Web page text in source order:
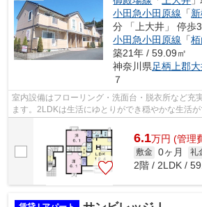
小田急小田原線 「
分 「上大井」 停歩
小田急小田原線 「
築21年 / 59.09㎡
神奈川県足柄上郡
７
室内設備はフローリング・洗面台・脱衣所など充
ます。2LDKは生活にゆとりができ穏やかな生活
6.1万円 (管理
敷金 0ヶ月 礼
2階 / 2LDK /